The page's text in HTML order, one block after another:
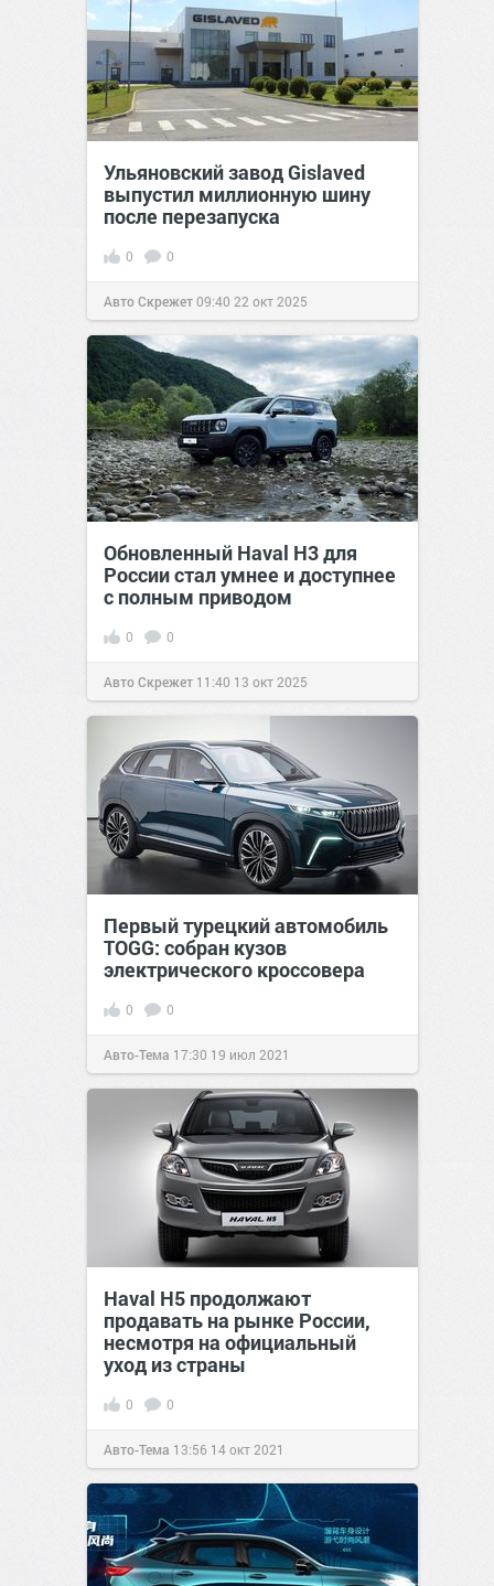
Ульяновский завод Gislaved
выпустил миллионную шину
после перезапуска
0 0
Авто Скрежет09:40 22 окт 2025
Обновленный Haval H3 для
России стал умнее и доступнее
с полным приводом
0 0
Авто Скрежет 11:40 13 окт 2025
Первый турецкий автомобиль
TOGG: собран кузов
электрического кроссовера
0 0
Авто-Тема 17:30 19 июл 2021
Haval H5 продолжают
продавать на рынке России,
несмотря на официальный
уход из страны
0 0
Авто-Тема 13:56 14 окт 2021